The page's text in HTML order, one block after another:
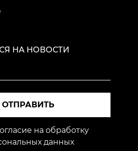
НА НОВОСТИ
ОТПРАВИТЬ
на обработку
данных